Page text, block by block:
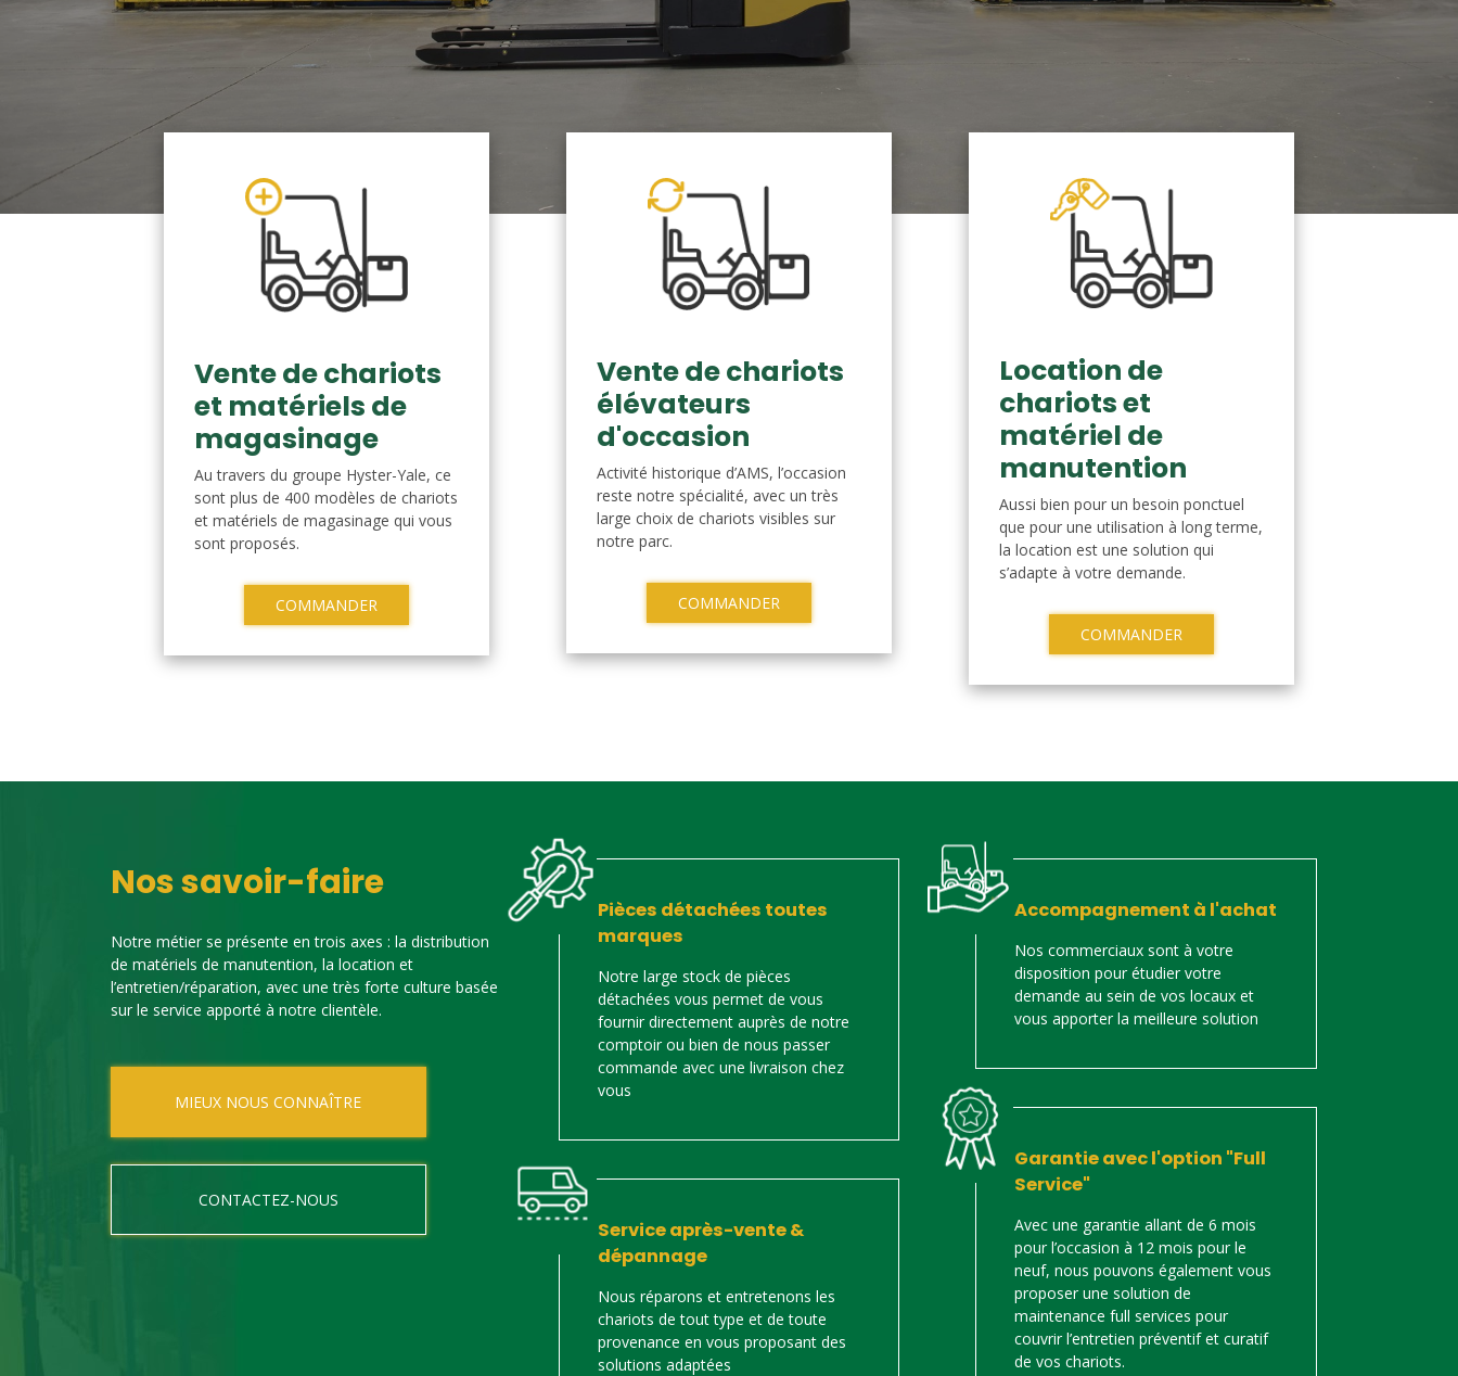
Vente de chariots
et matériels de
magasinage
Au travers du groupe Hyster-Yale, ce
sont plus de 400 modèles de chariots
et matériels de magasinage qui vous
sont proposés.
COMMANDER
Vente de chariots
élévateurs
d'occasion
Activité historique d’AMS, l’occasion
reste notre spécialité, avec un très
large choix de chariots visibles sur
notre parc.
COMMANDER
Location de
chariots et
matériel de
manutention
Aussi bien pour un besoin ponctuel
que pour une utilisation à long terme,
la location est une solution qui
s’adapte à votre demande.
COMMANDER
Nos savoir-faire
Notre métier se présente en trois axes : la distribution
de matériels de manutention, la location et
l’entretien/réparation, avec une très forte culture basée
sur le service apporté à notre clientèle.
MIEUX NOUS CONNAÎTRE
CONTACTEZ-NOUS
Pièces détachées toutes
marques
Notre large stock de pièces
détachées vous permet de vous
fournir directement auprès de notre
comptoir ou bien de nous passer
commande avec une livraison chez
vous
Service après-vente &
dépannage
Nous réparons et entretenons les
chariots de tout type et de toute
provenance en vous proposant des
solutions adaptées
Accompagnement à l'achat
Nos commerciaux sont à votre
disposition pour étudier votre
demande au sein de vos locaux et
vous apporter la meilleure solution
Garantie avec l'option "Full
Service"
Avec une garantie allant de 6 mois
pour l’occasion à 12 mois pour le
neuf, nous pouvons également vous
proposer une solution de
maintenance full services pour
couvrir l’entretien préventif et curatif
de vos chariots.